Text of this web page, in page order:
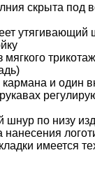
скрыта под
утягивающий
мягкого
и один
шнур по низу
нанесения
имеется